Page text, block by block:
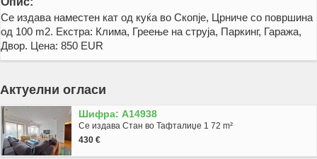
Се издава наместен кат од куќа во Скопје, Црниче со површина
од 100 m2. Екстра: Клима, Греење на струја, Паркинг, Гаража,
Двор. Цена: 850 EUR
Актуелни огласи
Шифра: A14938
Се издава Стан во Тафталиџе 1 72 m²
430 €